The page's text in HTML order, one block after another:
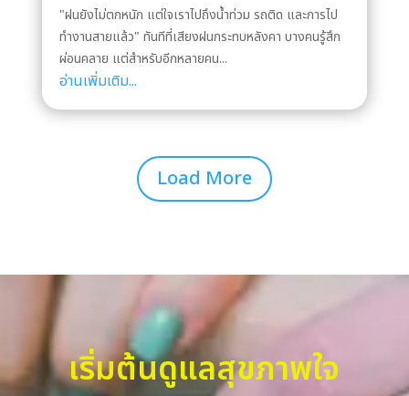
"ฝนยังไม่ตกหนัก แต่ใจเราไปถึงน้ำท่วม รถติด และการไป
ทำงานสายแล้ว" ทันทีที่เสียงฝนกระทบหลังคา บางคนรู้สึก
ผ่อนคลาย แต่สำหรับอีกหลายคน...
อ่านเพิ่มเติม...
Load More
เริ่มต้นดูแลสุขภาพใจ